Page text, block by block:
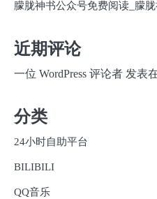
朦胧神书公众号免费阅读_朦
近期评论
一位 WordPress 评论者 发表
分类
24小时自助平台
BILIBILI
QQ音乐